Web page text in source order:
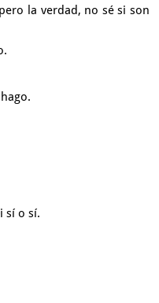
pero la verdad, no sé si son
sí o sí.